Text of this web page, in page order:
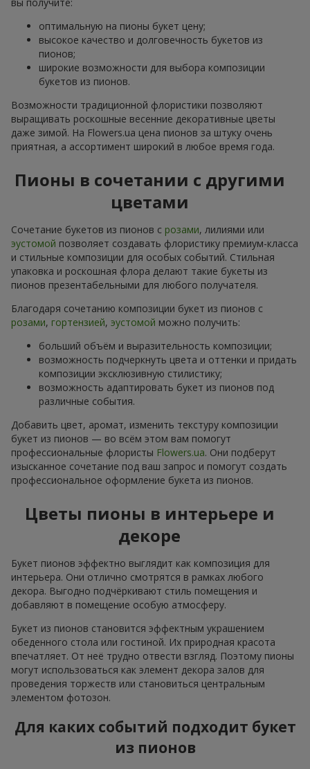
оптимальную на пионы букет цену;
высокое качество и долговечность букетов из
пионов;
широкие возможности для выбора композиции
букетов из пионов.
Возможности традиционной флористики позволяют
выращивать роскошные весенние декоративные цветы
даже зимой. На Flowers.ua цена пионов за штуку очень
приятная, а ассортимент широкий в любое время года.
Пионы в сочетании с другими
цветами
Сочетание букетов из пионов с розами, лилиями или
эустомой позволяет создавать флористику премиум-класса
и стильные композиции для особых событий. Стильная
упаковка и роскошная флора делают такие букеты из
пионов презентабельными для любого получателя.
Благодаря сочетанию композиции букет из пионов с
розами, гортензией, эустомой можно получить:
больший объём и выразительность композиции;
возможность подчеркнуть цвета и оттенки и придать
композиции эксклюзивную стилистику;
возможность адаптировать букет из пионов под
различные события.
Добавить цвет, аромат, изменить текстуру композиции
букет из пионов — во всём этом вам помогут
профессиональные флористы Flowers.ua. Они подберут
изысканное сочетание под ваш запрос и помогут создать
профессиональное оформление букета из пионов.
Цветы пионы в интерьере и
декоре
Букет пионов эффектно выглядит как композиция для
интерьера. Они отлично смотрятся в рамках любого
декора. Выгодно подчёркивают стиль помещения и
добавляют в помещение особую атмосферу.
Букет из пионов становится эффектным украшением
обеденного стола или гостиной. Их природная красота
впечатляет. От неё трудно отвести взгляд. Поэтому пионы
могут использоваться как элемент декора залов для
проведения торжеств или становиться центральным
элементом фотозон.
Для каких событий подходит букет
из пионов